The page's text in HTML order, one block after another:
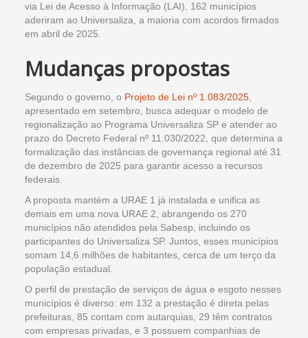
via Lei de Acesso à Informação (LAI), 162 municípios
aderiram ao Universaliza, a maioria com acordos firmados
em abril de 2025.
Mudanças propostas
Segundo o governo, o Projeto de Lei nº 1.083/2025,
apresentado em setembro, busca adequar o modelo de
regionalização ao Programa Universaliza SP e atender ao
prazo do Decreto Federal nº 11.030/2022, que determina a
formalização das instâncias de governança regional até 31
de dezembro de 2025 para garantir acesso a recursos
federais.
A proposta mantém a URAE 1 já instalada e unifica as
demais em uma nova URAE 2, abrangendo os 270
municípios não atendidos pela Sabesp, incluindo os
participantes do Universaliza SP. Juntos, esses municípios
somam 14,6 milhões de habitantes, cerca de um terço da
população estadual.
O perfil de prestação de serviços de água e esgoto nesses
municípios é diverso: em 132 a prestação é direta pelas
prefeituras, 85 contam com autarquias, 29 têm contratos
com empresas privadas, e 3 possuem companhias de